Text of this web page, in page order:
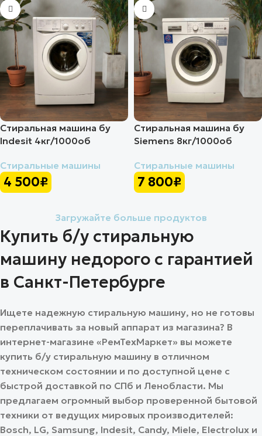
Стиральная машина бу
Indesit 4кг/1000об
Стиральные машины
4 500₽
Стиральная машина бу
Siemens 8кг/1000об
Стиральные машины
7 800₽
Загружайте больше продуктов
Купить б/у стиральную
машину недорого с гарантией
в Санкт-Петербурге
Ищете надежную стиральную машину, но не готовы
переплачивать за новый аппарат из магазина? В
интернет-магазине «РемТехМаркет» вы можете
купить б/у стиральную машину в отличном
техническом состоянии и по доступной цене с
быстрой доставкой по СПб и Ленобласти. Мы
предлагаем огромный выбор проверенной бытовой
техники от ведущих мировых производителей:
Bosch, LG, Samsung, Indesit, Candy, Miele, Electrolux и